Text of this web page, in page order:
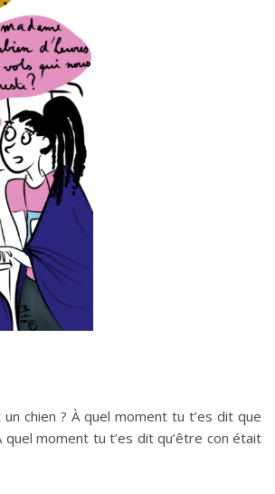
chien ? À quel moment tu t’es dit que
quel moment tu t’es dit qu’être con était